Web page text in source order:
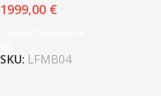
1999,00 €
SKU: LFMB04